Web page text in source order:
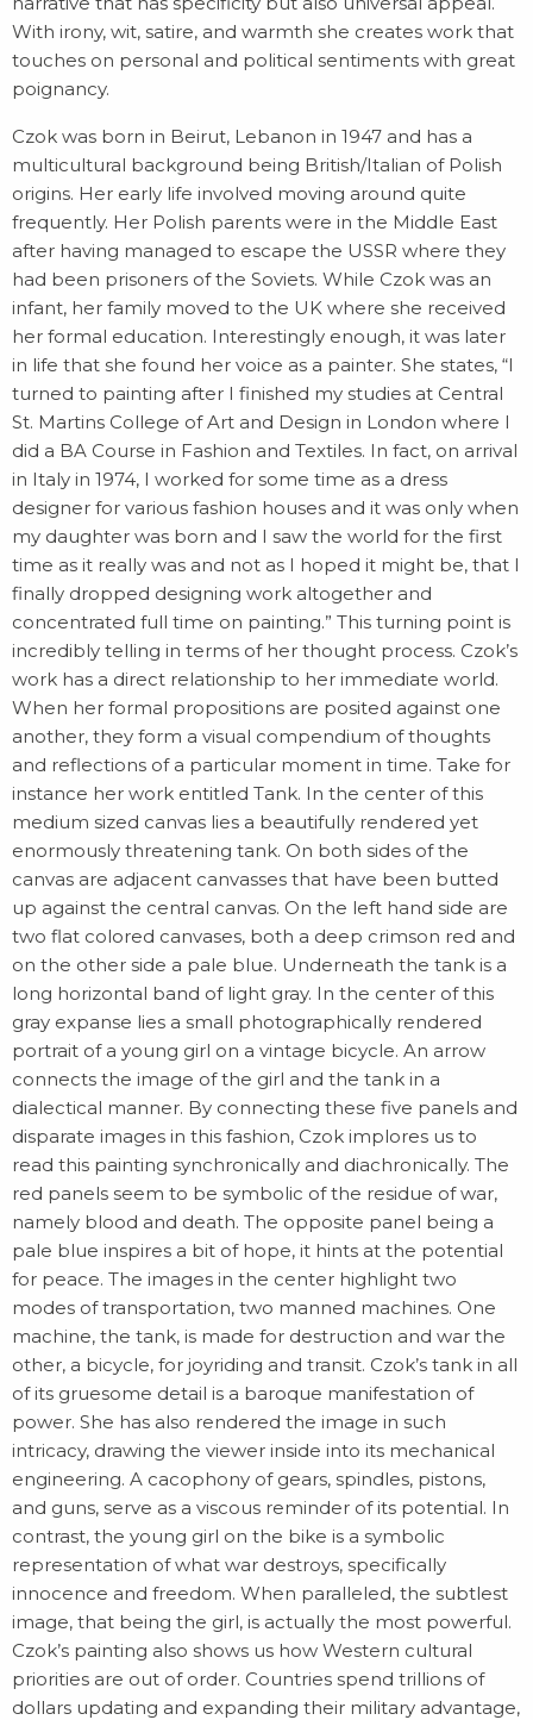
OPERE SELEZIONATE
FONDAZIONE
CONTATTI
With irony, wit, satire, and warmth she creates work that
touches on personal and political sentiments with great
poignancy.
Czok was born in Beirut, Lebanon in 1947 and has a
multicultural background being British/Italian of Polish
origins. Her early life involved moving around quite
frequently. Her Polish parents were in the Middle East
after having managed to escape the USSR where they
had been prisoners of the Soviets. While Czok was an
infant, her family moved to the UK where she received
her formal education. Interestingly enough, it was later
in life that she found her voice as a painter. She states, “I
turned to painting after I finished my studies at Central
St. Martins College of Art and Design in London where I
did a BA Course in Fashion and Textiles. In fact, on arrival
in Italy in 1974, I worked for some time as a dress
designer for various fashion houses and it was only when
my daughter was born and I saw the world for the first
time as it really was and not as I hoped it might be, that I
finally dropped designing work altogether and
concentrated full time on painting.” This turning point is
incredibly telling in terms of her thought process. Czok’s
work has a direct relationship to her immediate world.
When her formal propositions are posited against one
another, they form a visual compendium of thoughts
and reflections of a particular moment in time. Take for
instance her work entitled Tank. In the center of this
medium sized canvas lies a beautifully rendered yet
enormously threatening tank. On both sides of the
canvas are adjacent canvasses that have been butted
up against the central canvas. On the left hand side are
two flat colored canvases, both a deep crimson red and
on the other side a pale blue. Underneath the tank is a
long horizontal band of light gray. In the center of this
gray expanse lies a small photographically rendered
portrait of a young girl on a vintage bicycle. An arrow
connects the image of the girl and the tank in a
dialectical manner. By connecting these five panels and
disparate images in this fashion, Czok implores us to
read this painting synchronically and diachronically. The
red panels seem to be symbolic of the residue of war,
namely blood and death. The opposite panel being a
pale blue inspires a bit of hope, it hints at the potential
for peace. The images in the center highlight two
modes of transportation, two manned machines. One
machine, the tank, is made for destruction and war the
other, a bicycle, for joyriding and transit. Czok’s tank in all
of its gruesome detail is a baroque manifestation of
power. She has also rendered the image in such
intricacy, drawing the viewer inside into its mechanical
engineering. A cacophony of gears, spindles, pistons,
and guns, serve as a viscous reminder of its potential. In
contrast, the young girl on the bike is a symbolic
representation of what war destroys, specifically
innocence and freedom. When paralleled, the subtlest
image, that being the girl, is actually the most powerful.
Czok’s painting also shows us how Western cultural
priorities are out of order. Countries spend trillions of
dollars updating and expanding their military advantage,